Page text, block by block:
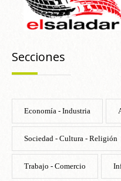
Secciones
Economía - Industria
Sociedad - Cultura - Religión
Trabajo - Comercio